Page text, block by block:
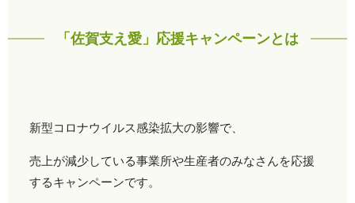
「佐賀支え愛」応援キャンペーンとは
新型コロナウイルス感染拡大の影響で、
売上が減少している事業所や生産者のみなさんを応援
するキャンペーンです。